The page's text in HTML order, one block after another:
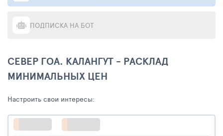
ПОДПИСКА НА БОТ
СЕВЕР ГОА. КАЛАНГУТ - РАСКЛАД
МИНИМАЛЬНЫХ ЦЕН
Настроить свои интересы: